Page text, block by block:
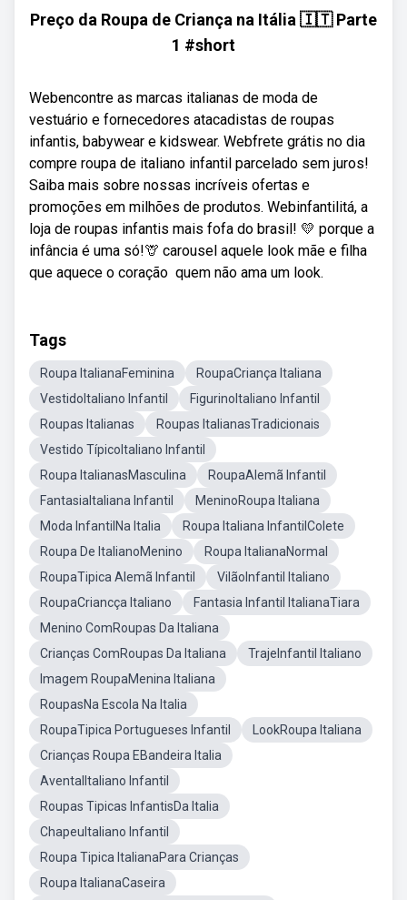
Preço da Roupa de Criança na Itália 🇮🇹 Parte
1 #short
Webencontre as marcas italianas de moda de
vestuário e fornecedores atacadistas de roupas
infantis, babywear e kidswear. Webfrete grátis no dia
compre roupa de italiano infantil parcelado sem juros!
Saiba mais sobre nossas incríveis ofertas e
promoções em milhões de produtos. Webinfantilitá, a
loja de roupas infantis mais fofa do brasil! 💛 porque a
infância é uma só!🦒 carousel aquele look mãe e filha
que aquece o coração ️ quem não ama um look.
Tags
Roupa ItalianaFeminina
RoupaCriança Italiana
VestidoItaliano Infantil
FigurinoItaliano Infantil
Roupas Italianas
Roupas ItalianasTradicionais
Vestido TípicoItaliano Infantil
Roupa ItalianasMasculina
RoupaAlemã Infantil
FantasiaItaliana Infantil
MeninoRoupa Italiana
Moda InfantilNa Italia
Roupa Italiana InfantilColete
Roupa De ItalianoMenino
Roupa ItalianaNormal
RoupaTipica Alemã Infantil
VilãoInfantil Italiano
RoupaCriancça Italiano
Fantasia Infantil ItalianaTiara
Menino ComRoupas Da Italiana
Crianças ComRoupas Da Italiana
TrajeInfantil Italiano
Imagem RoupaMenina Italiana
RoupasNa Escola Na Italia
RoupaTipica Portugueses Infantil
LookRoupa Italiana
Crianças Roupa EBandeira Italia
AventalItaliano Infantil
Roupas Tipicas InfantisDa Italia
ChapeuItaliano Infantil
Roupa Tipica ItalianaPara Crianças
Roupa ItalianaCaseira